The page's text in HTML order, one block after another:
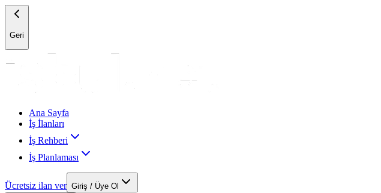
Geri
Ana Sayfa
İş İlanları
İş Rehberi
İş Planlaması
Ücretsiz ilan ver Giriş / Üye Ol